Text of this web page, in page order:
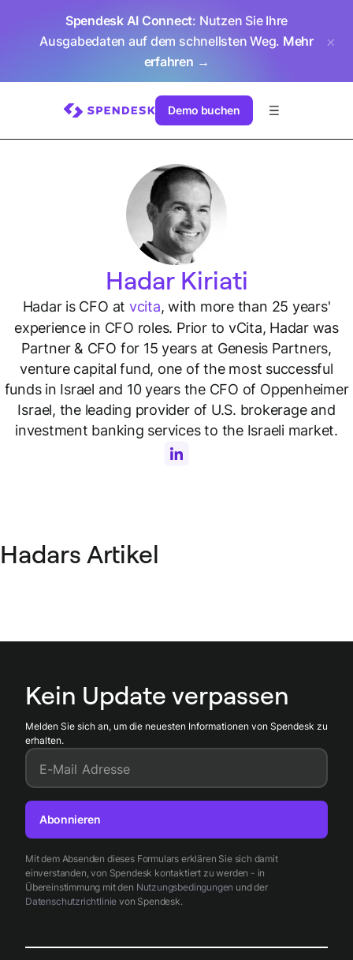
Spendesk AI Connect: Nutzen Sie Ihre
Ausgabedaten auf dem schnellsten Weg. Mehr
erfahren →
Demo buchen
Hadar Kiriati
Hadar is CFO at vcita, with more than 25 years'
experience in CFO roles. Prior to vCita, Hadar was
Partner & CFO for 15 years at Genesis Partners,
venture capital fund, one of the most successful
funds in Israel and 10 years the CFO of Oppenheimer
Israel, the leading provider of U.S. brokerage and
investment banking services to the Israeli market.
Hadars Artikel
Kein Update verpassen
Melden Sie sich an, um die neuesten Informationen von Spendesk zu
erhalten.
E-Mail Adresse
Mit dem Absenden dieses Formulars erklären Sie sich damit
einverstanden, von Spendesk kontaktiert zu werden - in
Übereinstimmung mit den Nutzungsbedingungen und der
Datenschutzrichtlinie von Spendesk.
Abonnieren